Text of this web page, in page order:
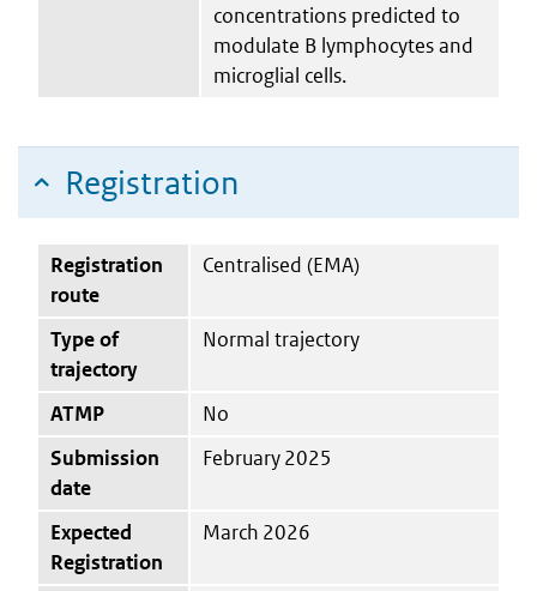
concentrations predicted to
modulate B lymphocytes and
microglial cells.
Registration
Registration
route
Centralised (EMA)
Type of
trajectory
Normal trajectory
ATMP
No
Submission
date
February 2025
Expected
Registration
March 2026